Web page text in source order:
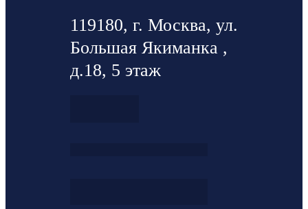
119180, г. Москва, ул.
Большая Якиманка ,
д.18, 5 этаж